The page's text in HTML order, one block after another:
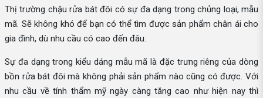
Thị trường chậu rửa bát đôi có sự đa dạng trong chủng loại, mẫu
mã. Sẽ không khó để bạn có thể tìm được sản phẩm chân ái cho
gia đình, dù nhu cầu có cao đến đâu.
Sự đa dạng trong kiểu dáng mẫu mã là đặc trưng riêng của dòng
bồn rửa bát đôi mà không phải sản phẩm nào cũng có được. Với
nhu cầu về tính thẩm mỹ ngày càng tăng cao như hiện nay thì